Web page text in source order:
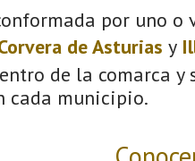
por uno o
de Asturias y
de la comarca y
cada municipio.